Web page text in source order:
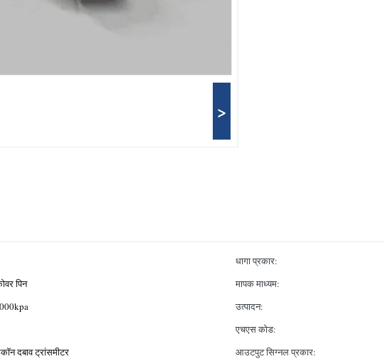
>
धागा प्रकार:
पिन मापक माध्यम:
उत्पादन:
एचएस कोड:
दबाव ट्रांसमीटर आउटपुट सिग्नल प्रकार: